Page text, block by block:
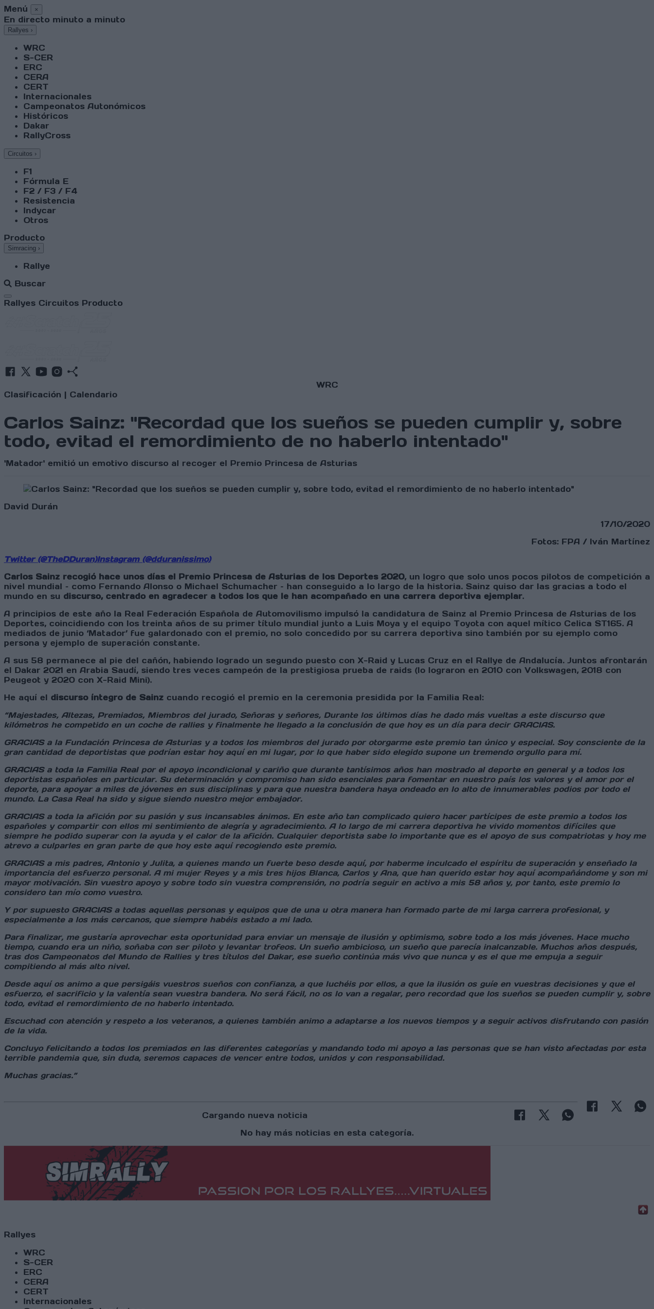
Menú ×
En directo minuto a minuto
Rallyes ›
WRC
S-CER
ERC
CERA
CERT
Internacionales
Campeonatos Autonómicos
Históricos
Dakar
RallyCross
Circuitos ›
F1
Fórmula E
F2 / F3 / F4
Resistencia
Indycar
Otros
Producto
Simracing ›
Rallye
Buscar
Abrir menú
Rallyes Circuitos Producto
WRC
Clasificación | Calendario
Carlos Sainz: "Recordad que los sueños se pueden cumplir y, sobre
todo, evitad el remordimiento de no haberlo intentado"
'Matador' emitió un emotivo discurso al recoger el Premio Princesa de Asturias
David Durán
17/10/2020
Fotos: FPA / Iván Martínez
Twitter (@TheDDuran)Instagram (@dduranissimo)
Carlos Sainz recogió hace unos días el Premio Princesa de Asturias de los Deportes 2020, un logro que solo unos pocos pilotos de competición a
nivel mundial – como Fernando Alonso o Michael Schumacher – han conseguido a lo largo de la historia. Sainz quiso dar las gracias a todo el
mundo en su discurso, centrado en agradecer a todos los que le han acompañado en una carrera deportiva ejemplar.
A principios de este año la Real Federación Española de Automovilismo impulsó la candidatura de Sainz al Premio Princesa de Asturias de los
Deportes, coincidiendo con los treinta años de su primer título mundial junto a Luis Moya y el equipo Toyota con aquel mítico Celica ST165. A
mediados de junio ‘Matador’ fue galardonado con el premio, no solo concedido por su carrera deportiva sino también por su ejemplo como
persona y ejemplo de superación constante.
A sus 58 permanece al pie del cañón, habiendo logrado un segundo puesto con X-Raid y Lucas Cruz en el Rallye de Andalucía. Juntos afrontarán
el Dakar 2021 en Arabia Saudí, siendo tres veces campeón de la prestigiosa prueba de raids (lo lograron en 2010 con Volkswagen, 2018 con
Peugeot y 2020 con X-Raid Mini).
He aquí el discurso íntegro de Sainz cuando recogió el premio en la ceremonia presidida por la Familia Real:
“Majestades, Altezas, Premiados, Miembros del jurado, Señoras y señores, Durante los últimos días he dado más vueltas a este discurso que
kilómetros he competido en un coche de rallies y finalmente he llegado a la conclusión de que hoy es un día para decir GRACIAS.
GRACIAS a la Fundación Princesa de Asturias y a todos los miembros del jurado por otorgarme este premio tan único y especial. Soy consciente de la
gran cantidad de deportistas que podrían estar hoy aquí en mi lugar, por lo que haber sido elegido supone un tremendo orgullo para mí.
GRACIAS a toda la Familia Real por el apoyo incondicional y cariño que durante tantísimos años han mostrado al deporte en general y a todos los
deportistas españoles en particular. Su determinación y compromiso han sido esenciales para fomentar en nuestro país los valores y el amor por el
deporte, para apoyar a miles de jóvenes en sus disciplinas y para que nuestra bandera haya ondeado en lo alto de innumerables podios por todo el
mundo. La Casa Real ha sido y sigue siendo nuestro mejor embajador.
GRACIAS a toda la afición por su pasión y sus incansables ánimos. En este año tan complicado quiero hacer partícipes de este premio a todos los
españoles y compartir con ellos mi sentimiento de alegría y agradecimiento. A lo largo de mi carrera deportiva he vivido momentos difíciles que
siempre he podido superar con la ayuda y el calor de la afición. Cualquier deportista sabe lo importante que es el apoyo de sus compatriotas y hoy me
atrevo a culparles en gran parte de que hoy este aquí recogiendo este premio.
GRACIAS a mis padres, Antonio y Julita, a quienes mando un fuerte beso desde aquí, por haberme inculcado el espíritu de superación y enseñado la
importancia del esfuerzo personal. A mi mujer Reyes y a mis tres hijos Blanca, Carlos y Ana, que han querido estar hoy aquí acompañándome y son mi
mayor motivación. Sin vuestro apoyo y sobre todo sin vuestra comprensión, no podría seguir en activo a mis 58 años y, por tanto, este premio lo
considero tan mío como vuestro.
Y por supuesto GRACIAS a todas aquellas personas y equipos que de una u otra manera han formado parte de mi larga carrera profesional, y
especialmente a los más cercanos, que siempre habéis estado a mi lado.
Para finalizar, me gustaría aprovechar esta oportunidad para enviar un mensaje de ilusión y optimismo, sobre todo a los más jóvenes. Hace mucho
tiempo, cuando era un niño, soñaba con ser piloto y levantar trofeos. Un sueño ambicioso, un sueño que parecía inalcanzable. Muchos años después,
tras dos Campeonatos del Mundo de Rallies y tres títulos del Dakar, ese sueño continúa más vivo que nunca y es el que me empuja a seguir
compitiendo al más alto nivel.
Desde aquí os animo a que persigáis vuestros sueños con confianza, a que luchéis por ellos, a que la ilusión os guíe en vuestras decisiones y que el
esfuerzo, el sacrificio y la valentía sean vuestra bandera. No será fácil, no os lo van a regalar, pero recordad que los sueños se pueden cumplir y, sobre
todo, evitad el remordimiento de no haberlo intentado.
Escuchad con atención y respeto a los veteranos, a quienes también animo a adaptarse a los nuevos tiempos y a seguir activos disfrutando con pasión
de la vida.
Concluyo felicitando a todos los premiados en las diferentes categorías y mandando todo mi apoyo a las personas que se han visto afectadas por esta
terrible pandemia que, sin duda, seremos capaces de vencer entre todos, unidos y con responsabilidad.
Muchas gracias.”
Cargando nueva noticia
No hay más noticias en esta categoría.
Rallyes
WRC
S-CER
ERC
CERA
CERT
Internacionales